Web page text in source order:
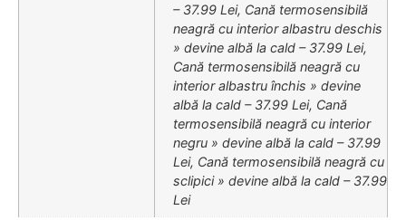
– 37.99 Lei, Cană termosensibilă
neagră cu interior albastru deschis
» devine albă la cald – 37.99 Lei,
Cană termosensibilă neagră cu
interior albastru închis » devine
albă la cald – 37.99 Lei, Cană
termosensibilă neagră cu interior
negru » devine albă la cald – 37.99
Lei, Cană termosensibilă neagră cu
sclipici » devine albă la cald – 37.99
Lei